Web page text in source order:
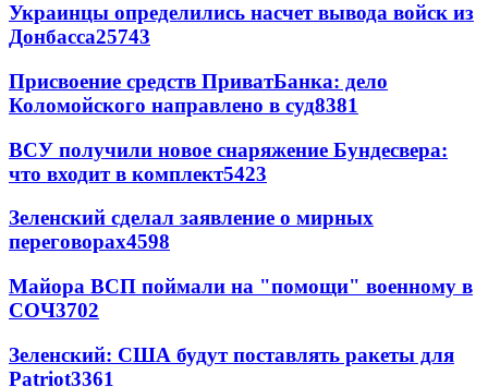
Украинцы определились насчет вывода войск из
Донбасса25743
Присвоение средств ПриватБанка: дело
Коломойского направлено в суд8381
ВСУ получили новое снаряжение Бундесвера:
что входит в комплект5423
Зеленский сделал заявление о мирных
переговорах4598
Майора ВСП поймали на "помощи" военному в
СОЧ3702
Зеленский: США будут поставлять ракеты для
Patriot3361